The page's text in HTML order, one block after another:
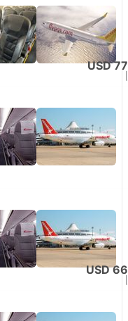
USD 77
USD 66